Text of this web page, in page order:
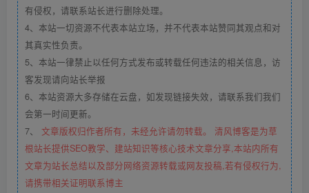
有侵权，请联系站长进行删除处理。
4、本站一切资源不代表本站立场，并不代表本站赞同其观点和对
其真实性负责。
5、本站一律禁止以任何方式发布或转载任何违法的相关信息，访
客发现请向站长举报
6、本站资源大多存储在云盘，如发现链接失效，请联系我们我们
会第一时间更新。
7、 文章版权归作者所有，未经允许请勿转载。 清风博客是为草
根站长提供SEO教学、建站知识等核心技术文章分享,本站内所有
文章为站长总结以及部分网络资源转载或网友投稿,若有侵权行为,
请携带相关证明联系博主